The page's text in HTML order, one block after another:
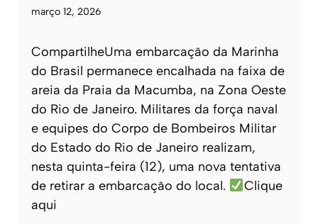
março 12, 2026
CompartilheUma embarcação da Marinha
do Brasil permanece encalhada na faixa de
areia da Praia da Macumba, na Zona Oeste
do Rio de Janeiro. Militares da força naval
e equipes do Corpo de Bombeiros Militar
do Estado do Rio de Janeiro realizam,
nesta quinta-feira (12), uma nova tentativa
de retirar a embarcação do local.
Clique
aqui